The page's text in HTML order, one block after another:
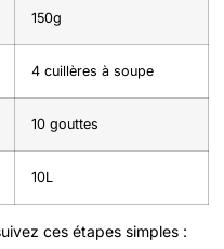
150g
4 cuillères à soupe
10 gouttes
10L
ces étapes simples :